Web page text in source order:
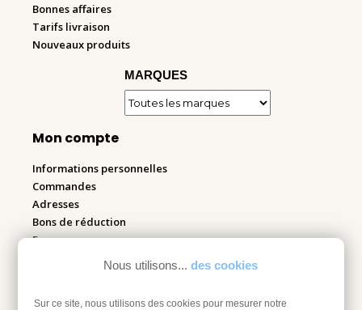
Nous utilisons... des cookies
Sur ce site, nous utilisons des cookies pour mesurer notre
Bonnes affaires
Tarifs livraison
Nouveaux produits
MARQUES
Mon compte
Informations personnelles
Commandes
Adresses
Bons de réduction
Espace pro